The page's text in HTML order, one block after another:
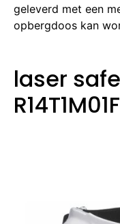
geleverd met een
opbergdoos kan
laser
R14T1M01F